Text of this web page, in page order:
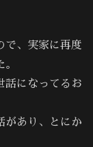
で、実家に再度
話になってるお
があり、とにか